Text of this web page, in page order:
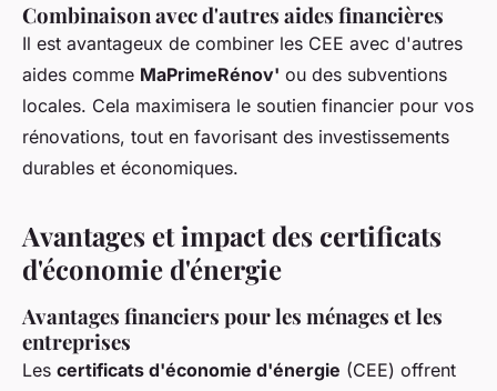
Combinaison avec d'autres aides financières
Il est avantageux de combiner les CEE avec d'autres
aides comme MaPrimeRénov' ou des subventions
locales. Cela maximisera le soutien financier pour vos
rénovations, tout en favorisant des investissements
durables et économiques.
Avantages et impact des certificats
d'économie d'énergie
Avantages financiers pour les ménages et les
entreprises
Les certificats d'économie d'énergie (CEE) offrent